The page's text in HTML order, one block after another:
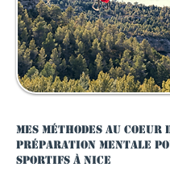
Mes méthodes au coeur
préparation mentale
sportifs à Nice